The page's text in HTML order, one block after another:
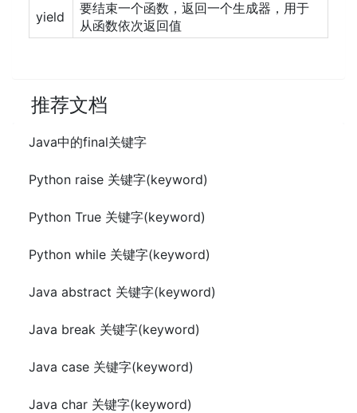
yield
要结束一个函数，返回一个生成器，用于
从函数依次返回值
推荐文档
Java中的final关键字
Python raise 关键字(keyword)
Python True 关键字(keyword)
Python while 关键字(keyword)
Java abstract 关键字(keyword)
Java break 关键字(keyword)
Java case 关键字(keyword)
Java char 关键字(keyword)